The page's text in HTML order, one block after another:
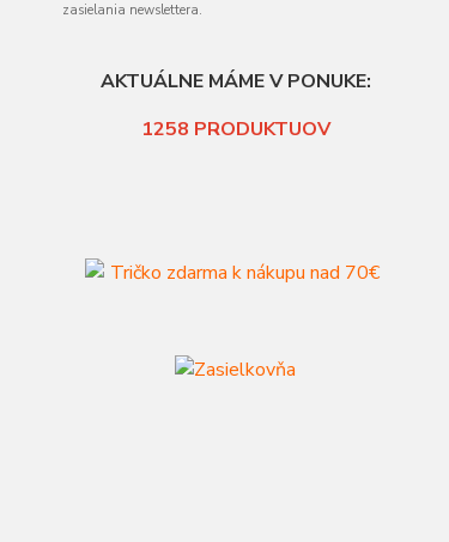
zasielania newslettera.
AKTUÁLNE MÁME V PONUKE:
1258 PRODUKTUOV